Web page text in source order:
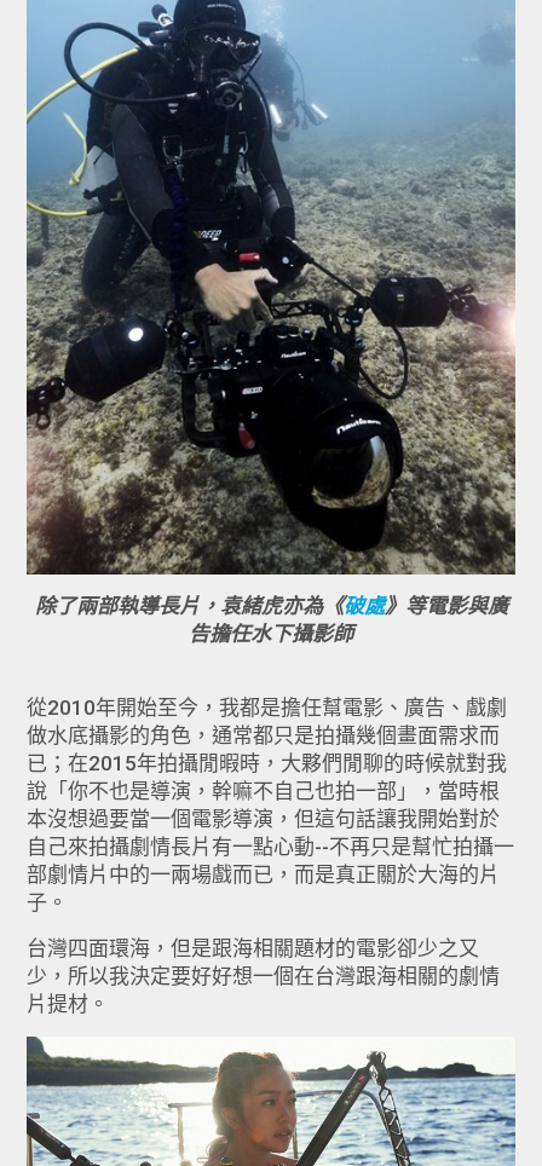
除了兩部執導長片，袁緒虎亦為《破處》等電影與廣
告擔任水下攝影師
從2010年開始至今，我都是擔任幫電影、廣告、戲劇
做水底攝影的角色，通常都只是拍攝幾個畫面需求而
已；在2015年拍攝閒暇時，大夥們閒聊的時候就對我
說「你不也是導演，幹嘛不自己也拍一部」，當時根
本沒想過要當一個電影導演，但這句話讓我開始對於
自己來拍攝劇情長片有一點心動--不再只是幫忙拍攝一
部劇情片中的一兩場戲而已， 而是真正關於大海的片
子。
台灣四面環海，但是跟海相關題材的電影卻少之又
少， 所以我決定要好好想一個在台灣跟海相關的劇情
片提材。